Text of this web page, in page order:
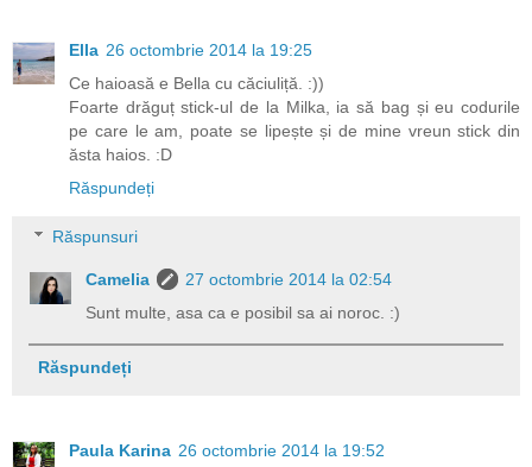
Ella 26 octombrie 2014 la 19:25
Ce haioasă e Bella cu căciuliță. :))
Foarte drăguț stick-ul de la Milka, ia să bag și eu codurile
pe care le am, poate se lipește și de mine vreun stick din
ăsta haios. :D
Răspundeți
Răspunsuri
Camelia
27 octombrie 2014 la 02:54
Sunt multe, asa ca e posibil sa ai noroc. :)
Răspundeți
Paula Karina 26 octombrie 2014 la 19:52